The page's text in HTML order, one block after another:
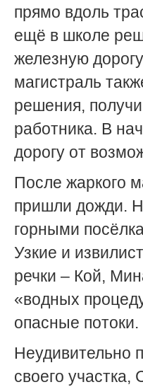
прямо вдоль
ещё в школе
железную
магистраль
решения,
работника. В
дорогу от
После жаркого
пришли дожди.
горными
Узкие и
речки – Кой,
«водных
опасные потоки.
Неудивительно
своего участка,